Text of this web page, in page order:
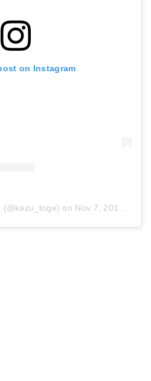
on Instagram
(@kazu_toge) on Nov 7, 2018 at 6:17pm PST